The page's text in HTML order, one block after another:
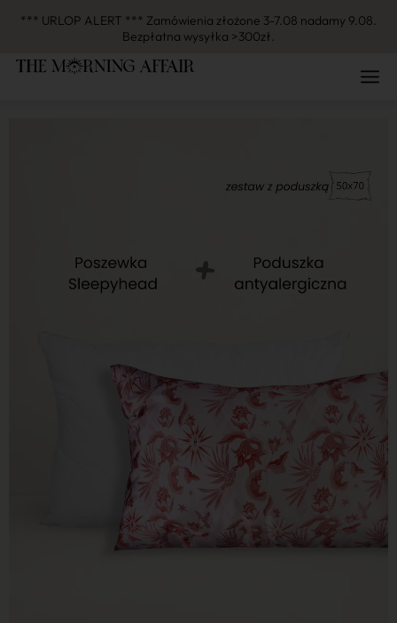
*** URLOP ALERT *** Zamówienia złożone 3-7.08 nadamy 9.08.
Bezpłatna wysyłka >300zł.